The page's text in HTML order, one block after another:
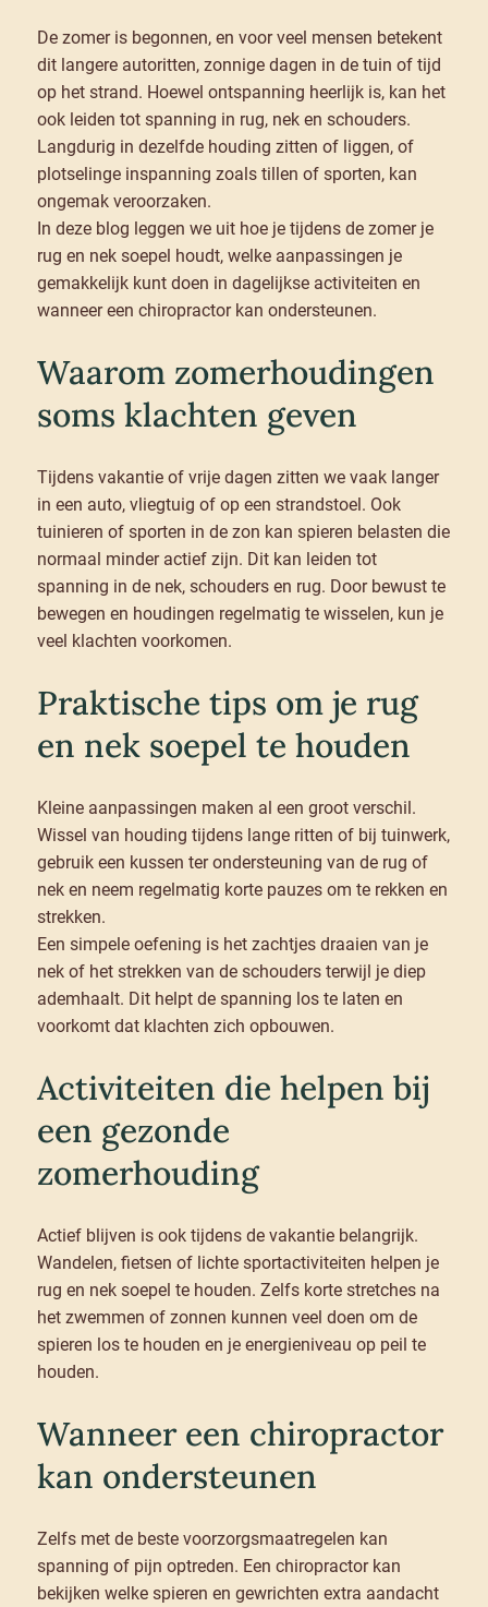
De zomer is begonnen, en voor veel mensen betekent
dit langere autoritten, zonnige dagen in de tuin of tijd
op het strand. Hoewel ontspanning heerlijk is, kan het
ook leiden tot spanning in rug, nek en schouders.
Langdurig in dezelfde houding zitten of liggen, of
plotselinge inspanning zoals tillen of sporten, kan
ongemak veroorzaken.
In deze blog leggen we uit hoe je tijdens de zomer je
rug en nek soepel houdt, welke aanpassingen je
gemakkelijk kunt doen in dagelijkse activiteiten en
wanneer een chiropractor kan ondersteunen.
Waarom zomerhoudingen
soms klachten geven
Tijdens vakantie of vrije dagen zitten we vaak langer
in een auto, vliegtuig of op een strandstoel. Ook
tuinieren of sporten in de zon kan spieren belasten die
normaal minder actief zijn. Dit kan leiden tot
spanning in de nek, schouders en rug. Door bewust te
bewegen en houdingen regelmatig te wisselen, kun je
veel klachten voorkomen.
Praktische tips om je rug
en nek soepel te houden
Kleine aanpassingen maken al een groot verschil.
Wissel van houding tijdens lange ritten of bij tuinwerk,
gebruik een kussen ter ondersteuning van de rug of
nek en neem regelmatig korte pauzes om te rekken en
strekken.
Een simpele oefening is het zachtjes draaien van je
nek of het strekken van de schouders terwijl je diep
ademhaalt. Dit helpt de spanning los te laten en
voorkomt dat klachten zich opbouwen.
Activiteiten die helpen bij
een gezonde
zomerhouding
Actief blijven is ook tijdens de vakantie belangrijk.
Wandelen, fietsen of lichte sportactiviteiten helpen je
rug en nek soepel te houden. Zelfs korte stretches na
het zwemmen of zonnen kunnen veel doen om de
spieren los te houden en je energieniveau op peil te
houden.
Wanneer een chiropractor
kan ondersteunen
Zelfs met de beste voorzorgsmaatregelen kan
spanning of pijn optreden. Een chiropractor kan
bekijken welke spieren en gewrichten extra aandacht